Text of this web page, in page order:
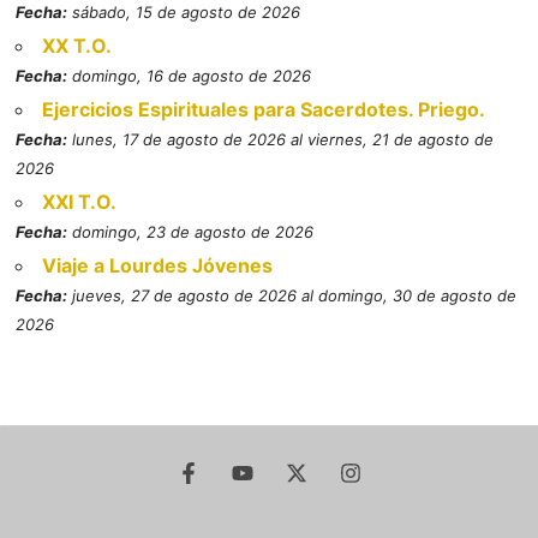
Fecha: sábado, 15 de agosto de 2026
XX T.O.
Fecha: domingo, 16 de agosto de 2026
Ejercicios Espirituales para Sacerdotes. Priego.
Fecha: lunes, 17 de agosto de 2026 al viernes, 21 de agosto de
2026
XXI T.O.
Fecha: domingo, 23 de agosto de 2026
Viaje a Lourdes Jóvenes
Fecha: jueves, 27 de agosto de 2026 al domingo, 30 de agosto de
2026